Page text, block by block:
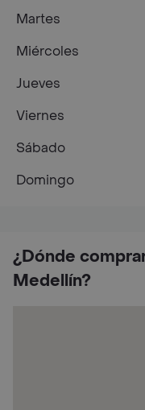
¿Dónde
Medellín?
Martes
Miércoles
Jueves
Viernes
Sábado
Domingo